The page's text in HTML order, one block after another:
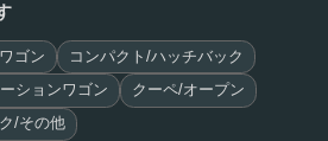
ゴン コンパクト/ハッチバック
ションワゴン クーペ/オープン
/その他